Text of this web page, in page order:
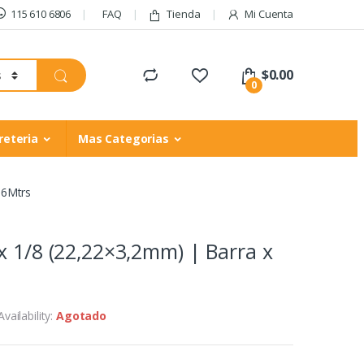
115 610 6806 FAQ Tienda Mi Cuenta
0
$0.00
Mas Categorias
1/8 (22,22×3,2mm) | Barra x
Agotado